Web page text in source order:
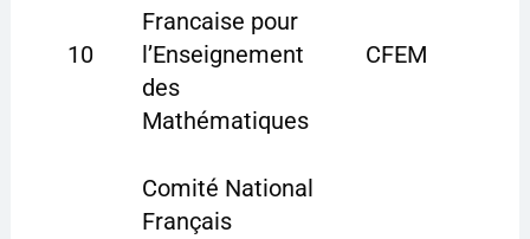
10
Francaise pour
l’Enseignement
des
Mathématiques
CFEM
Comité National
Français